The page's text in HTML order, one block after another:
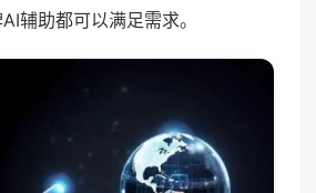
辅助都可以满足需求。